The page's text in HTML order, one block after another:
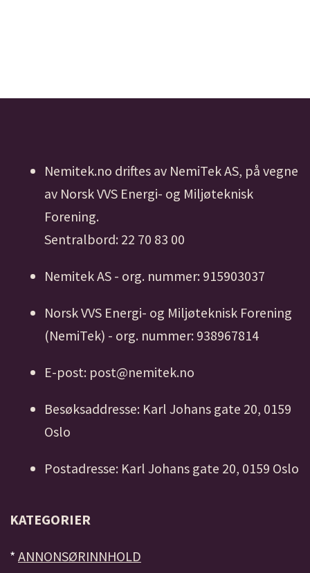
Nemitek.no driftes av NemiTek AS, på vegne
av Norsk VVS Energi- og Miljøteknisk
Forening.
Sentralbord: 22 70 83 00
Nemitek AS - org. nummer: 915903037
Norsk VVS Energi- og Miljøteknisk Forening
(NemiTek) - org. nummer: 938967814
E-post: post@nemitek.no
Besøksaddresse: Karl Johans gate 20, 0159
Oslo
Postadresse: Karl Johans gate 20, 0159 Oslo
KATEGORIER
* ANNONSØRINNHOLD